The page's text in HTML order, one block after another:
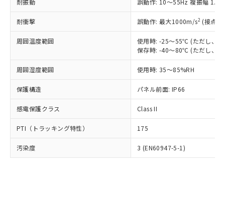
耐振動 誤動作: 10～55Hz 複振幅
耐衝撃 誤動作: 最大1000m/s2 (接点
周囲温度範囲
使用時: -25～55℃ (ただし、氷
保存時: -40～80℃ (ただし、氷
周囲湿度範囲 使用時: 35～85%RH
保護構造 パネル前面: IP66
感電保護クラス Class II
PTI（トラッキング特性） 175
汚染度 3 (EN60947-5-1)
正式な納期状況および標準価格はお客
様のお取引先、またはお客様担当のオ
ムロン制御機器販売店・当社販売員に
オムロン制御機器販売店や当社販売拠
販売ネットワーク
」をご確認
在庫状況および標準価格結果を当社の
事前の承諾なく第三者に漏洩または開
示しないようお願いします。
マイパーツ機能（部品リスト作成サー
ビス）をご利用いただくには、I-Web
メンバーズにご登録されている必要が
お客様が当ウェブサイト上で当社にご
但し、RoHS指令で産業用監視および制御機器に対する
適用除外項目は除く。
フタル酸エステル類の４物質については閾値を超える意
図的な使用がないことを確認しています。
部品在庫の切り替え状況などにより、予定
月が前後することがあります。
※3 非含有証明書ダウンロード
DBP(フタル酸ジブチル) : 1000ppm、 DIBP(フタル酸ジ
イソブチル) : 1000ppm、 BBP(フタル酸ブチルベンジ
DEHP(フタル酸ビス(2-エチルヘキシル)) : 1000ppm
準値以下であることを示します。
「10」：通常の使用状況下において有害物
質が外部に漏えいし、環境に深刻な影響を
及ぼさない年数を意味します。
「－」：未確認です。当社販売部門へお問
全に破砕するなど、違法に輸出されな
いよう必要な手段を講じます。
当社は貴社製品を、核兵器、ミサイ
ル、化学兵器、生物兵器またはその他
武器並びにこれらの製造装置等に一切
当社は、貴社製品を第三者に販売する
場合は、上記1、2および3の内容を当
該第三者に通知します。また当社は、
販売先および販売に係わる関係者が違
法に輸出するおそれがある場合は、取
り引きをいたしません。
一定数には満たないが在庫あり
－
在庫なし(最新の在庫状況につ
いては、お客様のお取引先、ま
たはお客様担当のオムロン制御
機器販売店・当社販売員にご確
空
受注生産機種、また在庫状況の
情報を公開していない機種